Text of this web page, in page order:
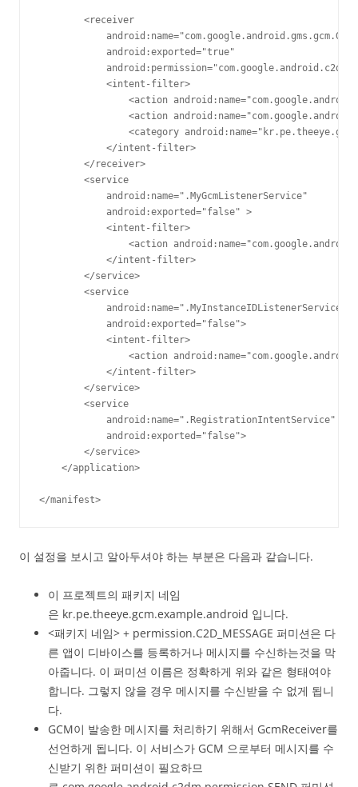
        <receiver
            android:exported="true"
            <intent-filter>
<action
<action
<category
            </intent-filter>
        </receiver>
        <service
            android:name=".MyGcmListenerService"
            android:exported="false" >
            <intent-filter>
<action
            </intent-filter>
        </service>
        <service
            android:name=".MyInstanceIDListenerService"
            android:exported="false">
            <intent-filter>
<action
            </intent-filter>
        </service>
        <service
            android:name=".RegistrationIntentService"
            android:exported="false">
        </service>
    </application>
이 설정을 보시고 알아두셔야 하는 부분은 다음과 같습니다.
이 프로젝트의 패키지 네임
은 kr.pe.theeye.gcm.example.android 입니다.
<패키지 네임> + permission.C2D_MESSAGE 퍼미션은 다
른 앱이 디바이스를 등록하거나 메시지를 수신하는것을 막
아줍니다. 이 퍼미션 이름은 정확하게 위와 같은 형태여야
합니다. 그렇지 않을 경우 메시지를 수신받을 수 없게 됩니
다.
GCM이 발송한 메시지를 처리하기 위해서 GcmReceiver를
선언하게 됩니다. 이 서비스가 GCM 으로부터 메시지를 수
신받기 위한 퍼미션이 필요하므